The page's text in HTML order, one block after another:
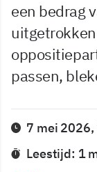
een bedrag
passen,
7 mei
Leestijd: 1